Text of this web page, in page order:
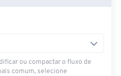
ou compactar o fluxo de
comum, selecione